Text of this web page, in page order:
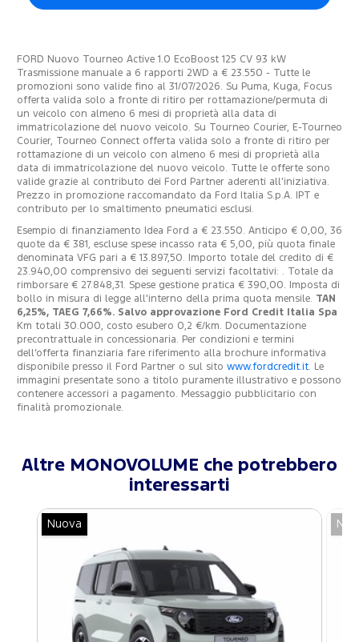
FORD Nuovo Tourneo Active 1.0 EcoBoost 125 CV 93 kW
Trasmissione manuale a 6 rapporti 2WD a € 23.550 - Tutte le
promozioni sono valide fino al 31/07/2026. Su Puma, Kuga, Focus
offerta valida solo a fronte di ritiro per rottamazione/permuta di
un veicolo con almeno 6 mesi di proprietà alla data di
immatricolazione del nuovo veicolo. Su Tourneo Courier, E-Tourneo
Courier, Tourneo Connect offerta valida solo a fronte di ritiro per
rottamazione di un veicolo con almeno 6 mesi di proprietà alla
data di immatricolazione del nuovo veicolo. Tutte le offerte sono
valide grazie al contributo dei Ford Partner aderenti all’iniziativa.
Prezzo in promozione raccomandato da Ford Italia S.p.A. IPT e
contributo per lo smaltimento pneumatici esclusi.
Esempio di finanziamento Idea Ford a € 23.550. Anticipo € 0,00, 36
quote da € 381, escluse spese incasso rata € 5,00, più quota finale
denominata VFG pari a € 13.897,50. Importo totale del credito di €
23.940,00 comprensivo dei seguenti servizi facoltativi: . Totale da
rimborsare € 27.848,31. Spese gestione pratica € 390,00. Imposta di
bollo in misura di legge all'interno della prima quota mensile. TAN
6,25%, TAEG 7,66%. Salvo approvazione Ford Credit Italia Spa
Km totali 30.000, costo esubero 0,2 €/km. Documentazione
precontrattuale in concessionaria. Per condizioni e termini
dell’offerta finanziaria fare riferimento alla brochure informativa
disponibile presso il Ford Partner o sul sito www.fordcredit.it . Le
immagini presentate sono a titolo puramente illustrativo e possono
contenere accessori a pagamento. Messaggio pubblicitario con
finalità promozionale.
Altre MONOVOLUME che potrebbero
interessarti
Nuova